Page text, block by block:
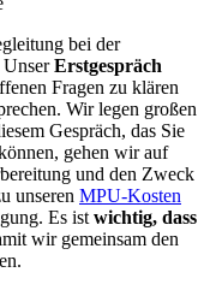
bei der
Erstgespräch
Fragen zu klären
Wir legen großen
Gespräch, das Sie
gehen wir auf
und den Zweck
unseren MPU-Kosten
Es ist wichtig, dass
wir gemeinsam den